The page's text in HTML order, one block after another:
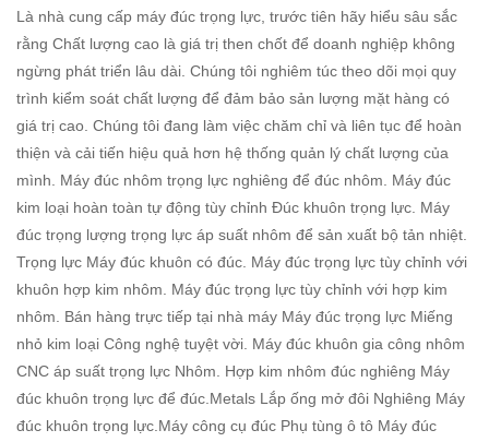
Là nhà cung cấp máy đúc trọng lực, trước tiên hãy hiểu sâu sắc
rằng Chất lượng cao là giá trị then chốt để doanh nghiệp không
ngừng phát triển lâu dài. Chúng tôi nghiêm túc theo dõi mọi quy
trình kiểm soát chất lượng để đảm bảo sản lượng mặt hàng có
giá trị cao. Chúng tôi đang làm việc chăm chỉ và liên tục để hoàn
thiện và cải tiến hiệu quả hơn hệ thống quản lý chất lượng của
mình. Máy đúc nhôm trọng lực nghiêng để đúc nhôm. Máy đúc
kim loại hoàn toàn tự động tùy chỉnh Đúc khuôn trọng lực. Máy
đúc trọng lượng trọng lực áp suất nhôm để sản xuất bộ tản nhiệt.
Trọng lực Máy đúc khuôn có đúc. Máy đúc trọng lực tùy chỉnh với
khuôn hợp kim nhôm. Máy đúc trọng lực tùy chỉnh với hợp kim
nhôm. Bán hàng trực tiếp tại nhà máy Máy đúc trọng lực Miếng
nhỏ kim loại Công nghệ tuyệt vời. Máy đúc khuôn gia công nhôm
CNC áp suất trọng lực Nhôm. Hợp kim nhôm đúc nghiêng Máy
đúc khuôn trọng lực để đúc.Metals Lắp ống mở đôi Nghiêng Máy
đúc khuôn trọng lực.Máy công cụ đúc Phụ tùng ô tô Máy đúc